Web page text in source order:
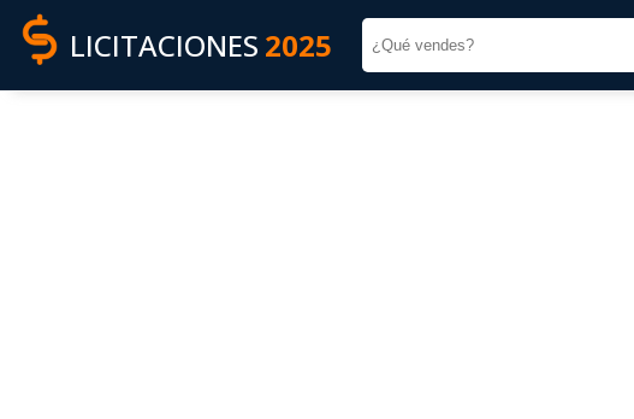
LICITACIONES 2025